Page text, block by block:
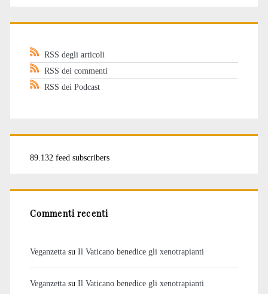
RSS degli articoli
RSS dei commenti
RSS dei Podcast
89.132 feed subscribers
Commenti recenti
Veganzettasu Il Vaticano benedice gli xenotrapianti
Veganzettasu Il Vaticano benedice gli xenotrapianti